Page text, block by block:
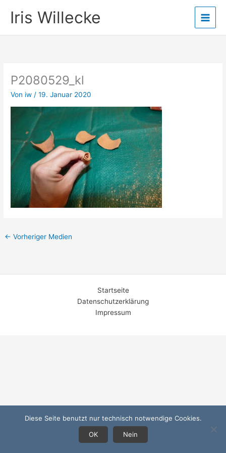
InhaltIris Willecke
P2080529_kl
Von iw /19. Januar 2020
← Vorheriger Medien
Startseite
Datenschutzerklärung
Impressum
Diese Seite benutzt nur technisch notwendige Cookies.
OK
Nein